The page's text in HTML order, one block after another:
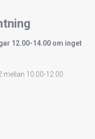
12.00-14.00 om inget
mellan 10.00-12.00